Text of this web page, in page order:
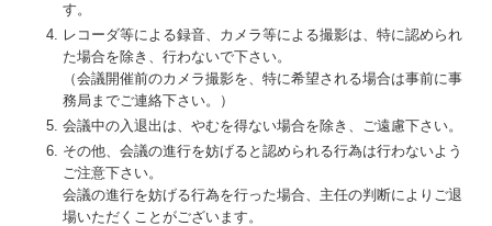
す。
レコーダ等による録音、カメラ等による撮影は、特に認められ
た場合を除き、行わないで下さい。
（会議開催前のカメラ撮影を、特に希望される場合は事前に事
務局までご連絡下さい。）
会議中の入退出は、やむを得ない場合を除き、ご遠慮下さい。
その他、会議の進行を妨げると認められる行為は行わないよう
ご注意下さい。
会議の進行を妨げる行為を行った場合、主任の判断によりご退
場いただくことがございます。